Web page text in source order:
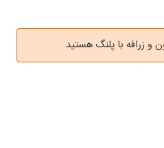
و زرافه با پلنگ هستید